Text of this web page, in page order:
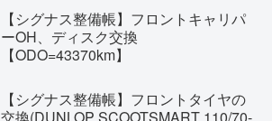
【シグナス整備帳】フロントキャリパ
ーOH、ディスク交換
【ODO=43370km】
【シグナス整備帳】フロントタイヤの